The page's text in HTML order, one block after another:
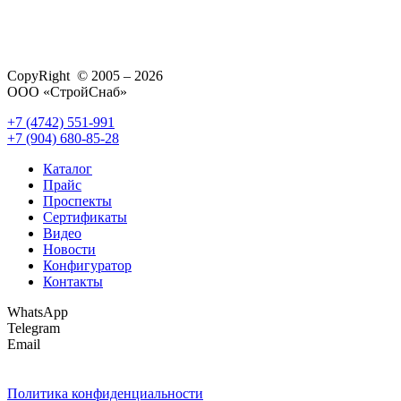
CopyRight © 2005 – 2026
ООО «СтройСнаб»
+7 (4742) 551-991
+7 (904) 680-85-28
Каталог
Прайс
Проспекты
Сертификаты
Видео
Новости
Конфигуратор
Контакты
WhatsApp
Telegram
Email
Политика конфиденциальности